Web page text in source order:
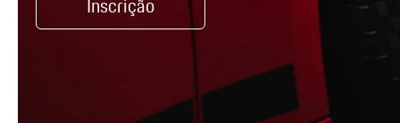
Inscrição